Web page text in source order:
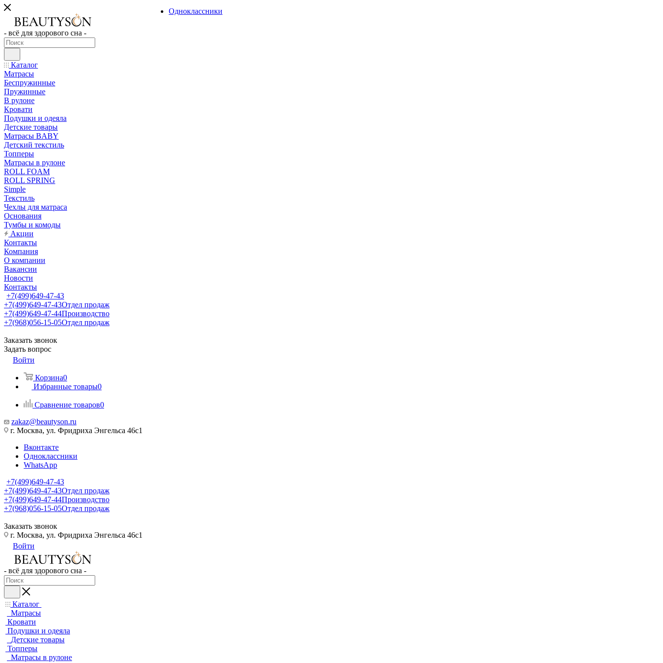
- всё для здорового сна -
Каталог
Матрасы
Беспружинные
Пружинные
В рулоне
Кровати
Подушки и одеяла
Детские товары
Матрасы BABY
Детский текстиль
Топперы
Матрасы в рулоне
ROLL FOAM
ROLL SPRING
Simple
Текстиль
Чехлы для матраса
Основания
Тумбы и комоды
Акции
Контакты
Компания
О компании
Вакансии
Новости
Контакты
+7(499)649-47-43
+7(499)649-47-43Отдел продаж
+7(499)649-47-44Производство
+7(968)056-15-05Отдел продаж
Заказать звонок
Задать вопрос
Войти
Корзина0
Избранные товары0
Сравнение товаров0
zakaz@beautyson.ru
г. Москва, ул. Фридриха Энгельса 46с1
Вконтакте
Одноклассники
WhatsApp
+7(499)649-47-43
+7(499)649-47-43Отдел продаж
+7(499)649-47-44Производство
+7(968)056-15-05Отдел продаж
Заказать звонок
Одноклассники
г. Москва, ул. Фридриха Энгельса 46с1
Войти
- всё для здорового сна -
Каталог
Матрасы
Кровати
Подушки и одеяла
Детские товары
Топперы
Матрасы в рулоне